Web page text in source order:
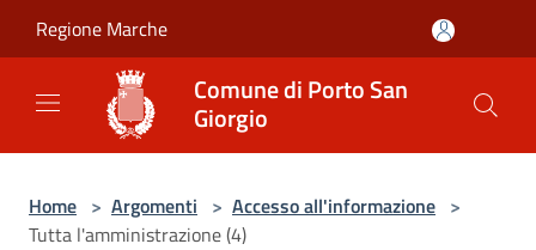
Regione Marche
Comune di Porto San
Giorgio
Home > Argomenti > Accesso all'informazione >
Tutta l'amministrazione (4)